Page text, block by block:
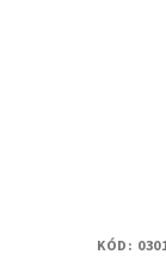
KÓD: